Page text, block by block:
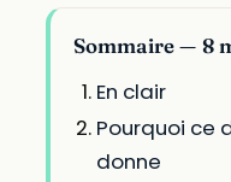
Sommaire — 8
En clair
Pourquoi ce
donne